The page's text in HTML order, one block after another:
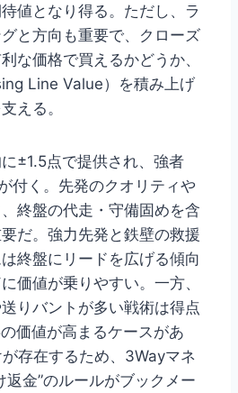
値となり得る。ただし、ラ
と方向も重要で、クローズ
な価格で買えるかどうか、
Line Value）を積み上げ
える。
±1.5点で提供され、強者
付く。先発のクオリティや
終盤の代走・守備固めを含
だ。強力先発と鉄壁の救援
終盤にリードを広げる傾向
に価値が乗りやすい。一方、
りバントが多い戦術は得点
価値が高まるケースがあ
存在するため、3Wayマネ
返金”のルールがブックメー